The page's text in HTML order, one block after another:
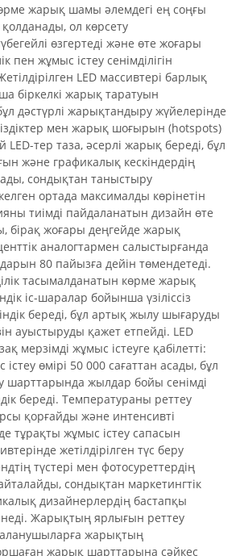
жарық шамы әлемдегі ең соңғы
ол көрсету
өзгертеді және өте жоғары
пен жұмыс істеу сенімділігін
LED массивтері барлық
біркелкі жарық таратуын
дәстүрлі жарықтандыру жүйелерінде
мен жарық шоғырын (hotspots)
тер таза, әсерлі жарық береді, бұл
және графикалық кескіндердің
сондықтан таныстыру
ортада максималды көрінетін
тиімді пайдаланатын дизайн өте
бірақ жоғары деңгейде жарық
аналогтармен салыстырғанда
80 пайызға дейін төмендетеді.
тасымалданатын көрме жарық
іс-шаралар бойынша үзіліссіз
береді, бұл артық жылу шығаруды
ауыстыруды қажет етпейді. LED
мерзімді жұмыс істеуге қабілетті:
өмірі 50 000 сағаттан асады, бұл
шарттарында жылдар бойы сенімді
береді. Температураны реттеу
қорғайды және интенсивті
тұрақты жұмыс істеу сапасын
жетілдірілген түс беру
түстері мен фотосуреттердің
сондықтан маркетингтік
дизайнерлердің бастапқы
Жарықтың ярлығын реттеу
жарықтың
жарық шарттарына сәйкес